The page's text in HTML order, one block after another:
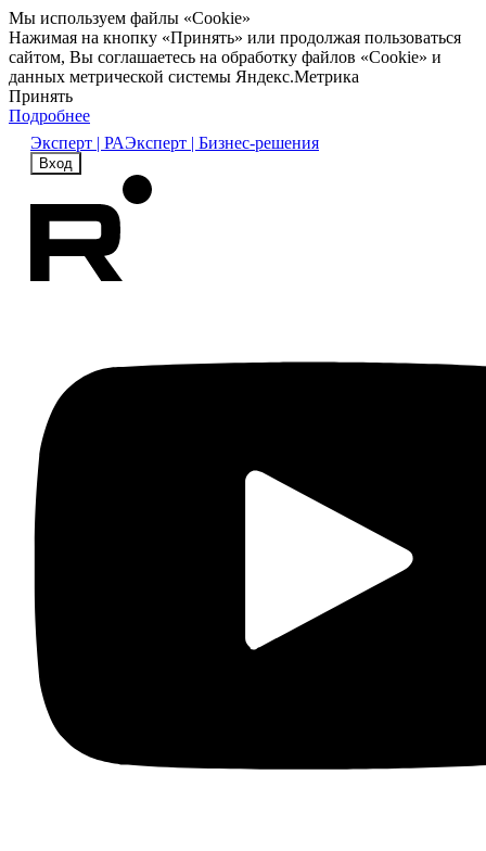
Мы используем файлы «Cookie»
Нажимая на кнопку «Принять» или продолжая пользоваться
сайтом, Вы соглашаетесь на обработку файлов «Cookie» и
данных метрической системы Яндекс.Метрика
Принять
Подробнее
Эксперт | РАЭксперт | Бизнес-решения
Вход